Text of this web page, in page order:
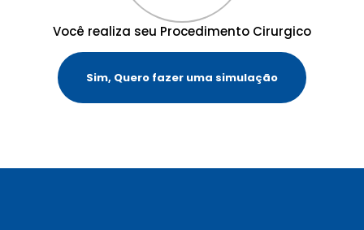
Você realiza seu Procedimento Cirurgico
Sim, Quero fazer uma simulação